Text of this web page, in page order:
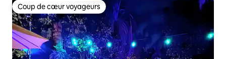
Coup de cœur voyageurs
Coup de cœur voyageurs